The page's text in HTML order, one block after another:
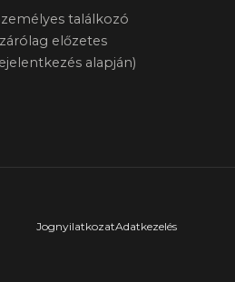
találkozó
előzetes
alapján)
JognyilatkozatAdatkezelés